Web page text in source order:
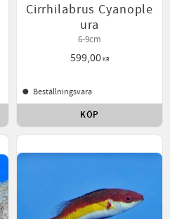
Cirrhilabrus Cyanople
ura
6-9cm
599,00KR
Beställningsvara
KÖP